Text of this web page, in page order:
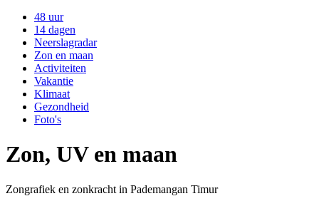
48 uur
14 dagen
Neerslagradar
Zon en maan
Activiteiten
Vakantie
Klimaat
Gezondheid
Foto's
Zon, UV en maan
Zongrafiek en zonkracht in Pademangan Timur